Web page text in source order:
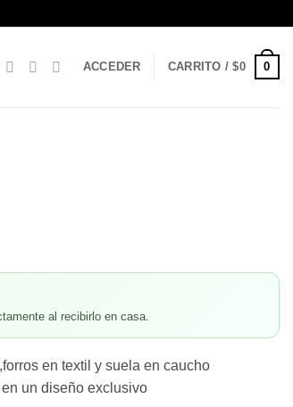
ACCEDER CARRITO /$0 0
al recibirlo en casa.
en textil y suela en caucho
un diseño exclusivo